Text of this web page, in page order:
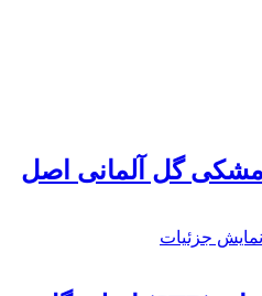
مشکی گل آلمانی اصل
نمایش جزئیات